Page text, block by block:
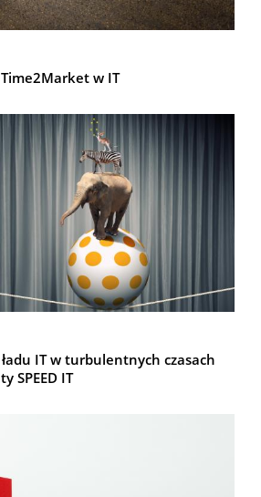
Time2Market w IT
IT w turbulentnych czasach
SPEED IT